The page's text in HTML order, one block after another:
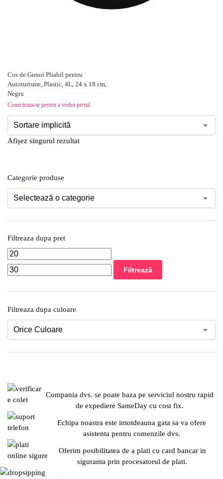
Cos de Gunoi Pliabil pentru
Autoturisme, Plastic, 4L, 24 x 18 cm,
Negru
Conecteaza-te pentru a vedea pretul
Afișez singurul rezultat
Categorie produse
Filtreaza dupa pret
Filtrează
Filtreaza dupa culoare
Compania dvs. se poate baza pe serviciul nostru rapid
de expediere SameDay cu cost fix.
Echipa noastra este intotdeauna gata sa va ofere
asistenta pentru comenzile dvs.
Oferim posibilitatea de a plati cu card bancar in
siguranta prin procesatorul de plati.